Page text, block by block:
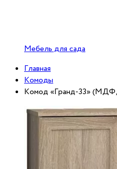
Мебель для сада
Главная
Комоды
Комод «Гранд-33»